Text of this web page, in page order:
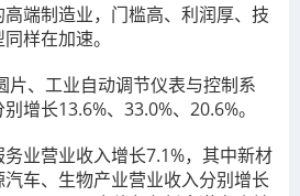
端制造业，门槛高、利润厚、技
样在加速。
片、工业自动调节仪表与控制系
增长13.6%、33.0%、20.6%。
业营业收入增长7.1%，其中新材
车、生物产业营业收入分别增长